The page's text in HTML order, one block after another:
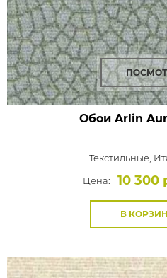
Обои Arlin
Текстильные,
Цена:
10 300
В